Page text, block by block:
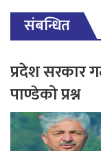
संबन्धित
प्रदेश सरकार
पाण्डेको प्रश्न